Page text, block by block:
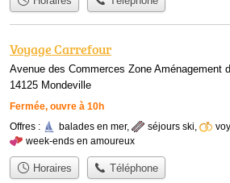
Voyage Carrefour
Avenue des Commerces Zone Aménagement
14125 Mondeville
Fermée, ouvre à 10h
Offres : balades en mer, séjours ski
week-ends en amoureux
Horaires Téléphone